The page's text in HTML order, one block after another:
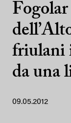
friulani
da una
09.05.2012